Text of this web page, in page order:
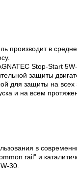
в
Stop-Start
защиты
для защиты на всех
и на всем
в
rail” и
30.